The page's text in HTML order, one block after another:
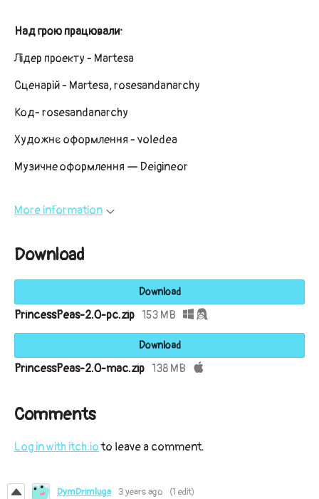
Над грою працювали:
Лідер проекту - Martesa
Сценарій - Martesa, rosesandanarchy
Код- rosesandanarchy
Художнє оформлення - voledea
Музичне оформлення — Deigineor
More information
Download
Download
PrincessPeas-2.0-pc.zip 153 MB
Download
PrincessPeas-2.0-mac.zip 138 MB
Comments
Log in with itch.ioto leave a comment.
DymDrimluga 3 years ago (1 edit)